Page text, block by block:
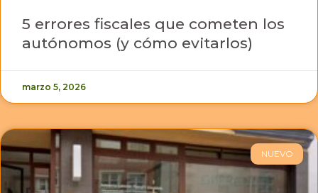
5 errores fiscales que cometen los
autónomos (y cómo evitarlos)
marzo 5, 2026
NUEVO